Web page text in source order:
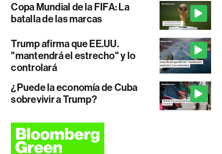
Copa Mundial de la FIFA: La
batalla de las marcas
Trump afirma que EE.UU.
"mantendrá el estrecho" y lo
controlará
¿Puede la economía de Cuba
sobrevivir a Trump?